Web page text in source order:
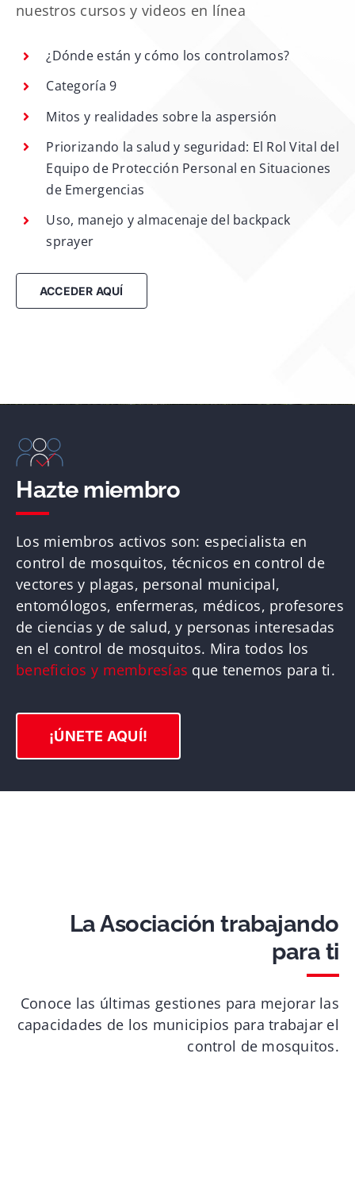
nuestros cursos y videos en línea
¿Dónde están y cómo los controlamos?
Categoría 9
Mitos y realidades sobre la aspersión
Priorizando la salud y seguridad: El Rol Vital del
Equipo de Protección Personal en Situaciones
de Emergencias
Uso, manejo y almacenaje del backpack
sprayer
ACCEDER AQUÍ
Hazte miembro
Los miembros activos son: especialista en
control de mosquitos, técnicos en control de
vectores y plagas, personal municipal,
entomólogos, enfermeras, médicos, profesores
de ciencias y de salud, y personas interesadas
en el control de mosquitos. Mira todos los
beneficios y membresías que tenemos para ti.
¡ÚNETE AQUÍ!
La Asociación trabajando
para ti
Conoce las últimas gestiones para mejorar las
capacidades de los municipios para trabajar el
control de mosquitos.